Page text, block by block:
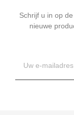
Schrijf u in op
nieuwe